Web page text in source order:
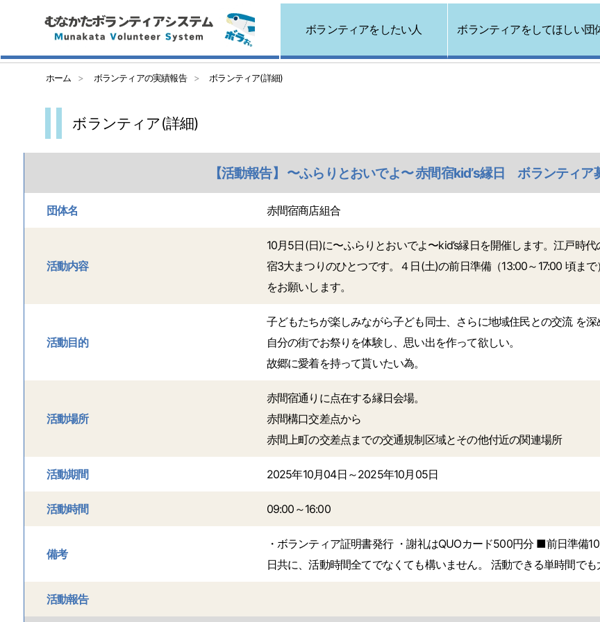
ボランティアをしたい人 ボランティアをしてほしい団
ホーム ボランティアの実績報告 ボランティア(詳細)
ボランティア(詳細)
【活動報告】 〜ふらりとおいでよ〜 赤間宿kid’s縁日 ボランティ
団体名 赤間宿商店組合
活動内容
10月5日(日)に〜ふらりとおいでよ〜kid’s縁日を開催します。江戸時
宿3大まつりのひとつです。４日(土)の前日準備（13:00～17:00 頃ま
をお願いします。
活動目的
子どもたちが楽しみながら子ども同士、さらに地域住民との交流 を深
自分の街でお祭りを体験し、思い出を作って欲しい。
故郷に愛着を持って貰いたい為。
活動場所
赤間宿通りに点在する縁日会場。
赤間構口交差点から
赤間上町の交差点までの交通規制区域とその他付近の関連場所
活動期間 2025年10月04日～2025年10月05日
活動時間 09:00～16:00
備考
・ボランティア証明書発行 ・謝礼はQUOカード500円分 ■前日準備
日共に、活動時間全てでなくても構いません。 活動できる単時間で
活動報告